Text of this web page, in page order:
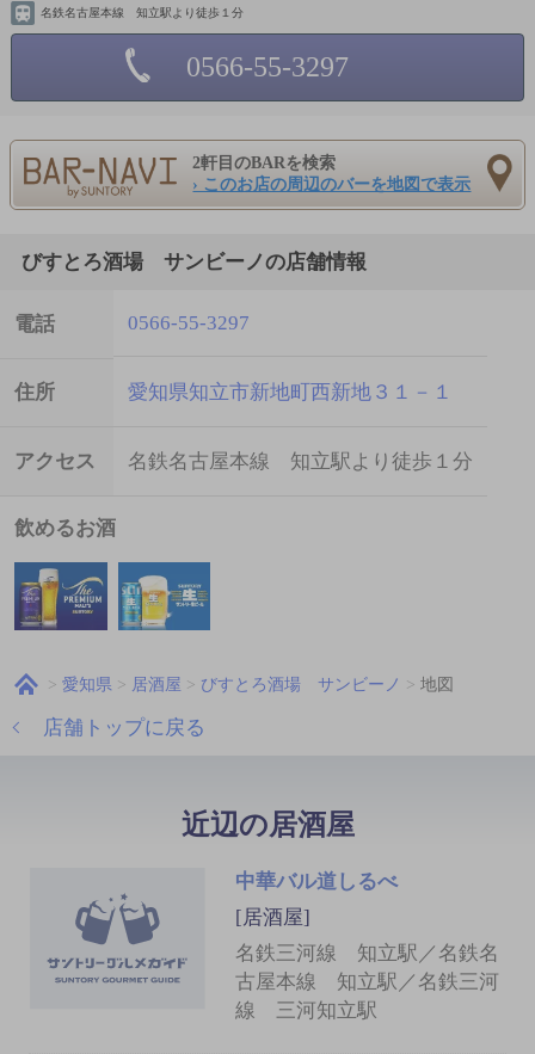
名鉄名古屋本線 知立駅より徒歩１分
0566-55-3297
2軒目のBARを検索
› このお店の周辺のバーを地図で表示
びすとろ酒場 サンビーノの店舗情報
電話 0566-55-3297
住所 愛知県知立市新地町西新地３１－１
アクセス 名鉄名古屋本線 知立駅より徒歩１分
飲めるお酒
愛知県 居酒屋 びすとろ酒場 サンビーノ 地図
店舗トップに戻る
近辺の居酒屋
中華バル道しるべ
[居酒屋]
名鉄三河線 知立駅／名鉄名
古屋本線 知立駅／名鉄三河
線 三河知立駅